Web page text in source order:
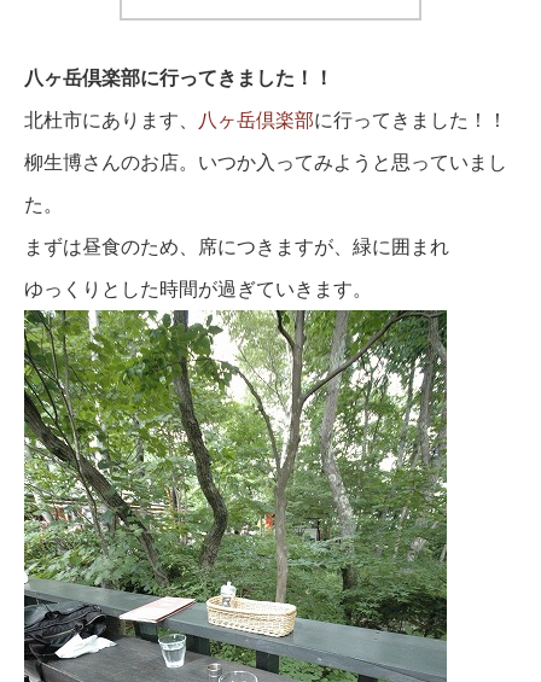
八ヶ岳倶楽部に行ってきました！！
北杜市にあります、 八ヶ岳倶楽部に行ってきました！！
柳生博さんのお店。いつか入ってみようと思っていまし
た。
まずは昼食のため、席につきますが、緑に囲まれ
ゆっくりとした時間が過ぎていきます。